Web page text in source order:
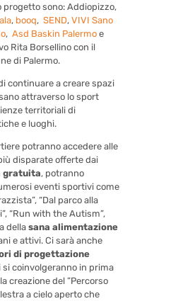
progetto sono: Addiopizzo,
, booq, SEND, VIVI Sano
, Asd Baskin Palermoe
Rita Borsellino con il
di Palermo.
continuare a creare spazi
attraverso lo sport
territoriali di
e luoghi.
potranno accedere alle
disparate offerte dai
gratuita, potranno
eventi sportivi come
“Dal parco alla
“Run with the Autism”,
della sana alimentazione
e attivi. Ci sarà anche
di progettazione
si coinvolgeranno in prima
creazione del ”Percorso
a cielo aperto che